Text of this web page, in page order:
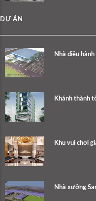
DỰ ÁN
Nhà điều
Khánh thành
Khu vui chơi
Nhà xưởng